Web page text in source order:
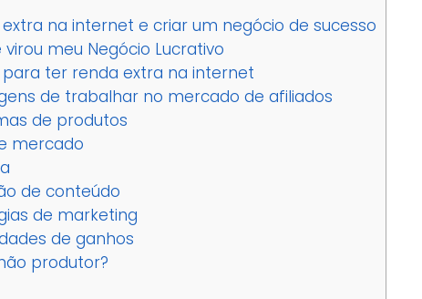
na internet e criar um negócio de sucesso
virou meu Negócio Lucrativo
ter renda extra na internet
de trabalhar no mercado de afiliados
de produtos
mercado
de conteúdo
de marketing
de ganhos
produtor?